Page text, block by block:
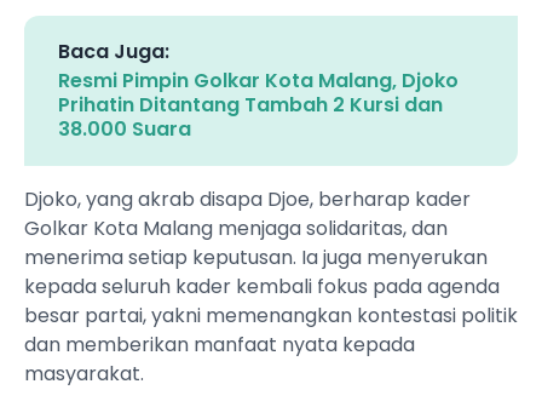
Baca Juga:
Resmi Pimpin Golkar Kota Malang, Djoko
Prihatin Ditantang Tambah 2 Kursi dan
38.000 Suara
Djoko, yang akrab disapa Djoe, berharap kader
Golkar Kota Malang menjaga solidaritas, dan
menerima setiap keputusan. Ia juga menyerukan
kepada seluruh kader kembali fokus pada agenda
besar partai, yakni memenangkan kontestasi politik
dan memberikan manfaat nyata kepada
masyarakat.